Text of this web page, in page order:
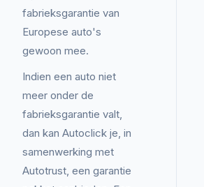
fabrieksgarantie van
Europese auto's
gewoon mee.
Indien een auto niet
meer onder de
fabrieksgarantie valt,
dan kan Autoclick je, in
samenwerking met
Autotrust, een garantie